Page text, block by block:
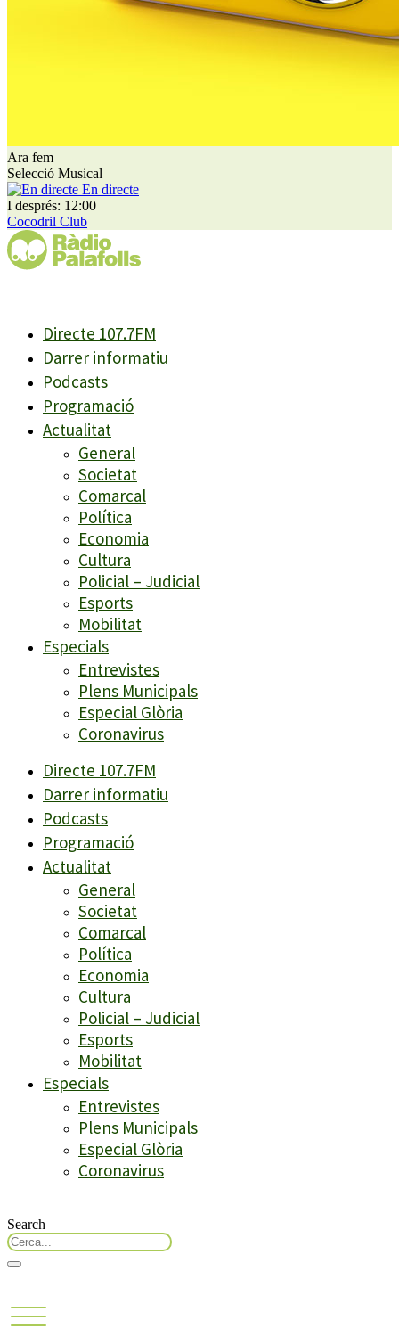
Ara fem
Selecció Musical
En directe
I després: 12:00
Cocodril Club
Directe 107.7FM
Darrer informatiu
Podcasts
Programació
Actualitat
General
Societat
Comarcal
Política
Economia
Cultura
Policial – Judicial
Esports
Mobilitat
Especials
Entrevistes
Plens Municipals
Especial Glòria
Coronavirus
Directe 107.7FM
Darrer informatiu
Podcasts
Programació
Actualitat
General
Societat
Comarcal
Política
Economia
Cultura
Policial – Judicial
Esports
Mobilitat
Especials
Entrevistes
Plens Municipals
Especial Glòria
Coronavirus
Search